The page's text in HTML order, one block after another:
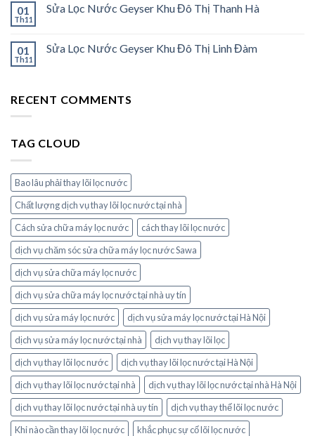
01
Th11
Sửa Lọc Nước Geyser Khu Đô Thị Thanh Hà
01
Th11
Sửa Lọc Nước Geyser Khu Đô Thị Linh Đàm
RECENT COMMENTS
TAG CLOUD
Bao lâu phải thay lõi lọc nước
Chất lượng dịch vụ thay lõi lọc nước tại nhà
Cách sửa chữa máy lọc nước
cách thay lõi lọc nước
dịch vụ chăm sóc sửa chữa máy lọc nước Sawa
dịch vụ sửa chữa máy lọc nước
dịch vụ sửa chữa máy lọc nước tại nhà uy tín
dịch vụ sửa máy lọc nước
dịch vụ sửa máy lọc nước tại Hà Nội
dịch vụ sửa máy lọc nước tại nhà
dịch vụ thay lõi lọc
dịch vụ thay lõi lọc nước
dịch vụ thay lõi lọc nước tại Hà Nội
dịch vụ thay lõi lọc nước tại nhà
dịch vụ thay lõi lọc nước tại nhà Hà Nội
dịch vụ thay lõi lọc nước tại nhà uy tín
dịch vụ thay thế lõi lọc nước
Khi nào cần thay lõi lọc nước
khắc phục sự cố lõi lọc nước